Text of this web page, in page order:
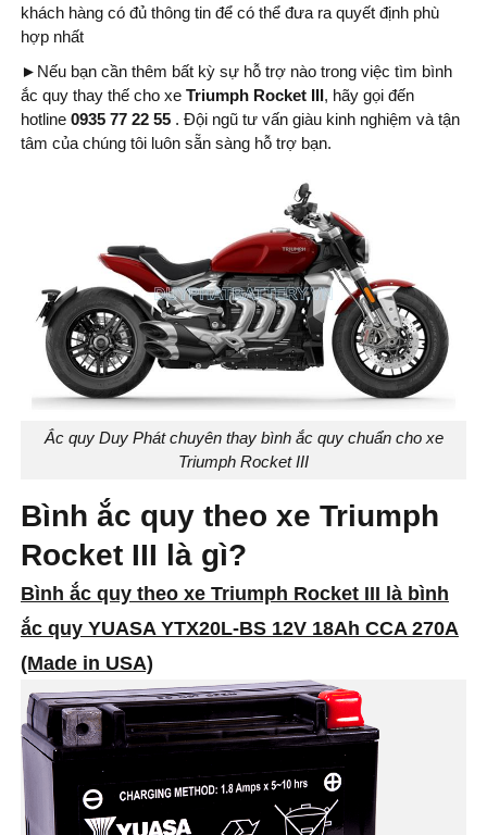
khách hàng có đủ thông tin để có thể đưa ra quyết định phù
hợp nhất
► Nếu bạn cần thêm bất kỳ sự hỗ trợ nào trong việc tìm bình
ắc quy thay thế cho xe Triumph Rocket III, hãy gọi đến
hotline 0935 77 22 55 . Đội ngũ tư vấn giàu kinh nghiệm và tận
tâm của chúng tôi luôn sẵn sàng hỗ trợ bạn.
Ắc quy Duy Phát chuyên thay bình ắc quy chuẩn cho xe
Triumph Rocket III
Bình ắc quy theo xe Triumph
Rocket III là gì?
Bình ắc quy theo xe Triumph Rocket III là bình
ắc quy YUASA YTX20L-BS 12V 18Ah CCA 270A
(Made in USA)